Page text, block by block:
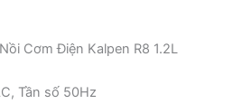
Cơm Điện Kalpen R8 1.2L
Tần số 50Hz